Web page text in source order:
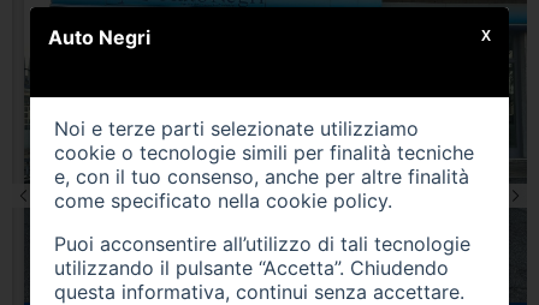
Auto Negri
Noi e terze parti selezionate utilizziamo
cookie o tecnologie simili per finalità tecniche
e, con il tuo consenso, anche per altre finalità
come specificato nella cookie policy.
Puoi acconsentire all’utilizzo di tali tecnologie
utilizzando il pulsante “Accetta”. Chiudendo
questa informativa, continui senza accettare.
X